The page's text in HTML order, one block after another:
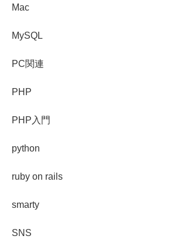
Mac
MySQL
PC関連
PHP
PHP入門
python
ruby on rails
smarty
SNS